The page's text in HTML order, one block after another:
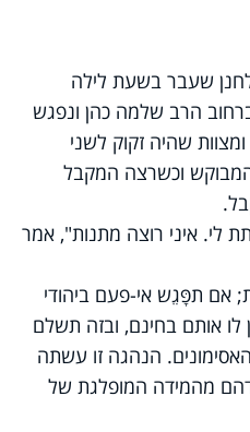
שעבר בשעת לילה
הרב שלמה כהן ונפגש
שהיה זקוק לשני
המבוקש וכשרצה המקבל
לי. איני רוצה מתנות", אמר
אם תפָּגֵש אי-פעם ביהודי
לו אותם בחינם, ובזה תשלם
הנהגה זו עשתה
מהמידה המופלגת של